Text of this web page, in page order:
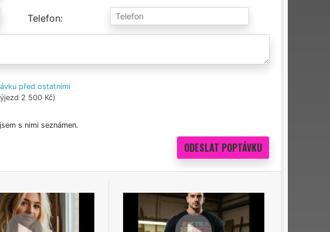
Telefon
před ostatními
2 500 Kč)
s nimi seznámen.